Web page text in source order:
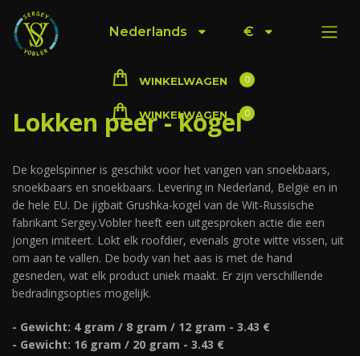
Nederlands €
WINKELWAGEN 0
WINKELWAGEN 0
Lokken peer - kogel
De kogelspinner is geschikt voor het vangen van snoekbaars,
snoekbaars en snoekbaars. Levering in Nederland, België en in
de hele EU. De jigbait Grushka-kogel van de Wit-Russische
fabrikant Sergey.Vobler heeft een uitgesproken actie die een
jongen imiteert. Lokt elk roofdier, evenals grote witte vissen, uit
om aan te vallen. De body van het aas is met de hand
gesneden, wat elk product uniek maakt. Er zijn verschillende
bedradingsopties mogelijk.
- Gewicht: 4 gram / 8 gram / 12 gram - 3.43 €
- Gewicht: 16 gram / 20 gram - 3.43 €